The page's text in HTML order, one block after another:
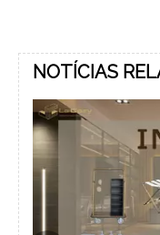
NOTÍCIAS